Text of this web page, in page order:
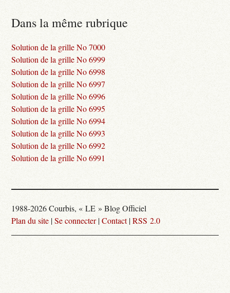
Dans la même rubrique
Solution de la grille No 7000
Solution de la grille No 6999
Solution de la grille No 6998
Solution de la grille No 6997
Solution de la grille No 6996
Solution de la grille No 6995
Solution de la grille No 6994
Solution de la grille No 6993
Solution de la grille No 6992
Solution de la grille No 6991
1988-2026 Courbis, « LE » Blog Officiel
Plan du site |Se connecter|Contact|RSS 2.0